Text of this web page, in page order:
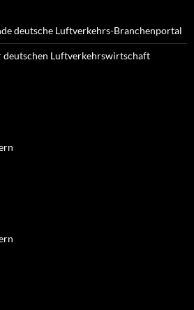
deutsche Luftverkehrs-Branchenportal
deutschen Luftverkehrswirtschaft